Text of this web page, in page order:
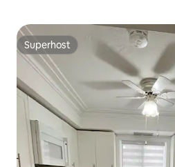
Superhost
Superhost